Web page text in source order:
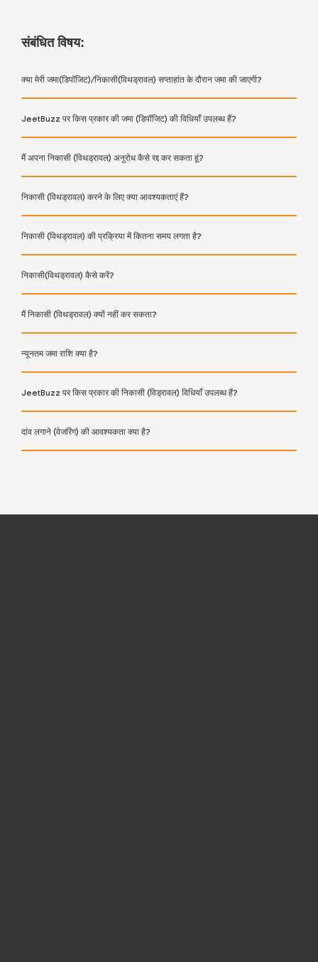
संबंधित विषय:
क्या मेरी जमा(डिपॉजिट)/निकासी(विथड्रावल) सप्ताहांत के दौरान जमा की जाएगी?
JeetBuzz पर किस प्रकार की जमा (डिपॉजिट) की विधियाँ उपलब्ध हैं?
मैं अपना निकासी (विथड्रावल) अनुरोध कैसे रद्द कर सकता हूं?
निकासी (विथड्रावल) करने के लिए क्या आवश्यकताएं हैं?
निकासी (विथड्रावल) की प्रक्रिया में कितना समय लगता है?
निकासी(विथड्रावल) कैसे करें?
मैं निकासी (विथड्रावल) क्यों नहीं कर सकता?
न्यूनतम जमा राशि क्या है?
JeetBuzz पर किस प्रकार की निकासी (विड्रावल) विधियाँ उपलब्ध हैं?
दांव लगाने (वेजरिंग) की आवश्यकता क्या है?